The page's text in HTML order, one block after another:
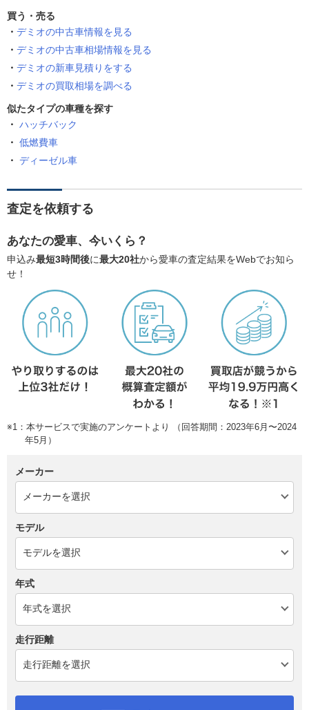
買う・売る
デミオの中古車情報を見る
デミオの中古車相場情報を見る
デミオの新車見積りをする
デミオの買取相場を調べる
似たタイプの車種を探す
ハッチバック
低燃費車
ディーゼル車
査定を依頼する
あなたの愛車、今いくら？
申込み最短3時間後に最大20社から愛車の査定結果をWebでお知ら
せ！
※1：本サービスで実施のアンケートより （回答期間：2023年6月〜2024
年5月）
メーカー
モデル
年式
走行距離